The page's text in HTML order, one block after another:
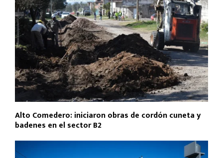
Alto Comedero: iniciaron obras de cordón cuneta y
badenes en el sector B2